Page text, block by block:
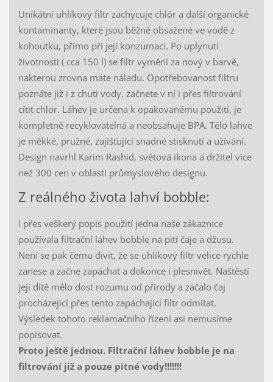
Unikátní uhlíkový filtr zachycuje chlór a další organické
kontaminanty, které jsou běžně obsažené ve vodě z
kohoutku, přímo při její konzumaci. Po uplynutí
životnosti ( cca 150 l) se filtr vymění za nový v barvě,
nakterou zrovna máte náladu. Opotřebovanost filtru
poznáte již i z chuti vody, začnete v ní i přes filtrování
cítit chlor. Láhev je určena k opakovanému použití, je
kompletně recyklovatelná a neobsahuje BPA. Tělo lahve
je měkké, pružné, zajišťující snadné stisknutí a užívání.
Design navrhl Karim Rashid, světová ikona a držitel více
než 300 cen v oblasti průmyslového designu.
Z reálného života lahví bobble:
I přes veškerý popis použití jedna naše zákaznice
používala filtrační láhev bobble na pití čaje a džusu.
Není se pak čemu divit, že se uhlíkový filtr velice rychle
zanese a začne zapáchat a dokonce i plesnivět. Naštěstí
její dítě mělo dost rozumu od přírody a začalo čaj
procházející přes tento zapáchající filtr odmítat.
Výsledek tohoto reklamačního řízení asi nemusíme
popisovat.
Proto ještě jednou. Filtrační láhev bobble je na
filtrování již a pouze pitné vody!!!!!!!